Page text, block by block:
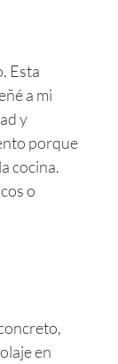
Esta
a mi
y
porque
cocina.
o
en